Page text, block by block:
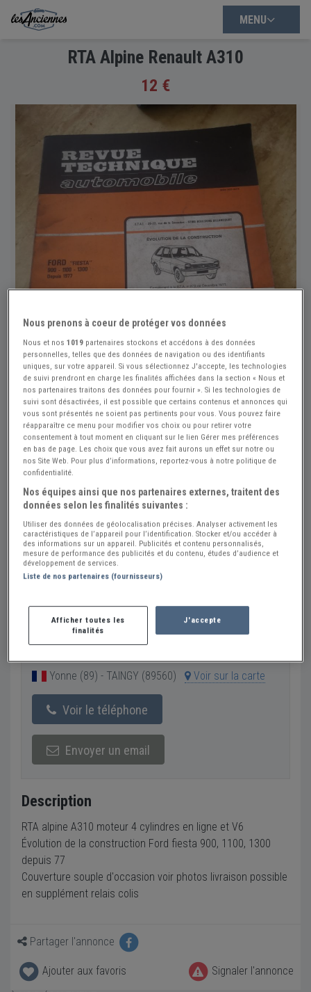
MENU
RTA Alpine Renault A310
12 €
Réf : A702354 Actualisée le : 23/07/2026
RTA Alpine Renault A310
12 €
Yonne (89) - TAINGY (89560) Voir sur la carte
Voir le téléphone
Envoyer un email
Description
RTA alpine A310 moteur 4 cylindres en ligne et V6
Évolution de la construction Ford fiesta 900, 1100, 1300
depuis 77
Couverture souple d'occasion voir photos livraison possible
en supplément relais colis
Partager l'annonce
Ajouter aux favoris
Signaler l'annonce
Nous prenons à coeur de protéger vos données
Nous et nos1019 partenaires stockons et accédons à des données
personnelles, telles que des données de navigation ou des identifiants
uniques, sur votre appareil. Si vous sélectionnez J'accepte, les technologies
de suivi prendront en charge les finalités affichées dans la section « Nous et
nos partenaires traitons des données pour fournir ». Si les technologies de
suivi sont désactivées, il est possible que certains contenus et annonces qui
vous sont présentés ne soient pas pertinents pour vous. Vous pouvez faire
réapparaître ce menu pour modifier vos choix ou pour retirer votre
consentement à tout moment en cliquant sur le lien Gérer mes préférences
en bas de page. Les choix que vous avez fait aurons un effet sur notre ou
nos Site Web. Pour plus d’informations, reportez-vous à notre politique de
confidentialité.
Nos équipes ainsi que nos partenaires externes, traitent des
données selon les finalités suivantes :
Utiliser des données de géolocalisation précises. Analyser activement les
caractéristiques de l’appareil pour l’identification. Stocker et/ou accéder à
des informations sur un appareil. Publicités et contenu personnalisés,
mesure de performance des publicités et du contenu, études d’audience et
développement de services.
Liste de nos partenaires (fournisseurs)
Afficher toutes les
finalités
J'accepte